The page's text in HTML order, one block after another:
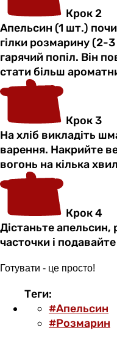
Крок 2
Апельсин (1 шт.)
гілки розмарину (2-3
гарячий попіл. Він
стати більш
Крок 3
На хліб викладіть
варення. Накрийте
вогонь на кілька
Крок 4
Дістаньте апельсин,
часточки і
Готувати - це просто!
Теги:
#Апельсин
#Розмарин